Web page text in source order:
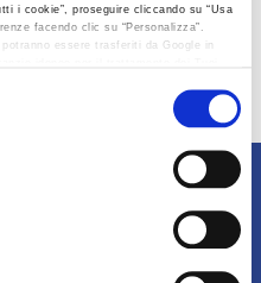
i cookie”, proseguire cliccando su “Usa
facendo clic su “Personalizza”.
essere trasferiti da Google in
Turistica Romagna